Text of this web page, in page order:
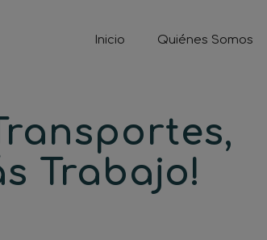
Inicio Quiénes Somos
Trabajo!